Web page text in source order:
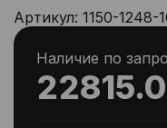
Артикул: 1150-1248-
Наличие по